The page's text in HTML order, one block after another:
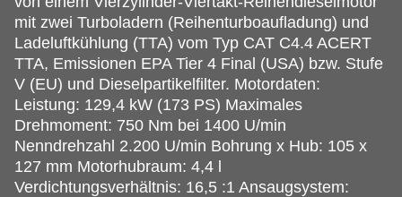
mit zwei Turboladern (Reihenturboaufladung) und
Ladeluftkühlung (TTA) vom Typ CAT C4.4 ACERT
TTA, Emissionen EPA Tier 4 Final (USA) bzw. Stufe
V (EU) und Dieselpartikelfilter. Motordaten:
Leistung: 129,4 kW (173 PS) Maximales
Drehmoment: 750 Nm bei 1400 U/min
Nenndrehzahl 2.200 U/min Bohrung x Hub: 105 x
127 mm Motorhubraum: 4,4 l
Verdichtungsverhältnis: 16,5 :1 Ansaugsystem: